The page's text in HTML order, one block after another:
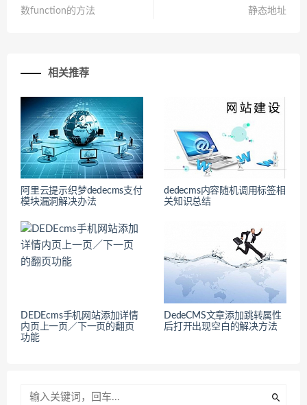
数function的方法
静态地址
相关推荐
阿里云提示织梦dedecms支付
模块漏洞解决办法
dedecms内容随机调用标签相
关知识总结
DEDEcms手机网站添加详情
内页上一页／下一页的翻页
功能
DedeCMS文章添加跳转属性
后打开出现空白的解决方法